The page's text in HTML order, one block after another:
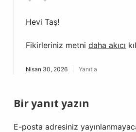
Hevi Taş!
Fikirleriniz metni daha akıcı
Nisan 30, 2026 Yanıtla
Bir yanıt yazın
E-posta adresiniz